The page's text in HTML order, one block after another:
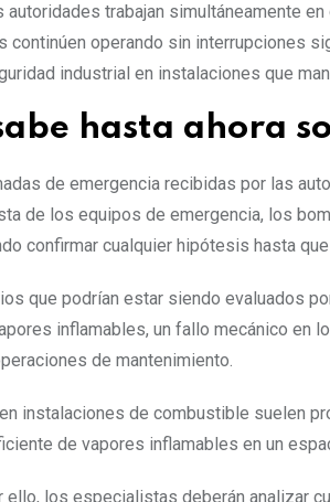
autoridades trabajan simultáneamente
continúen operando sin interrupciones
industrial en instalaciones que
hasta ahora
de emergencia recibidas por las
de los equipos de emergencia, los
confirmar cualquier hipótesis hasta
que podrían estar siendo evaluados
inflamables, un fallo mecánico en
de mantenimiento.
instalaciones de combustible suelen
de vapores inflamables en un
ello, los especialistas deberán analizar